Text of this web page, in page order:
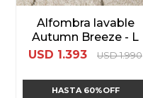
Alfombra lavable
Autumn Breeze - L
USD 1.393 USD 1.990
HASTA 60%OFF